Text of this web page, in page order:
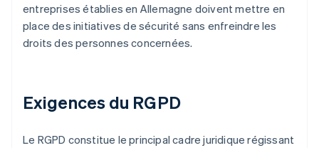
entreprises établies en Allemagne doivent mettre en
place des initiatives de sécurité sans enfreindre les
droits des personnes concernées.
Exigences du RGPD
Le RGPD constitue le principal cadre juridique régissant